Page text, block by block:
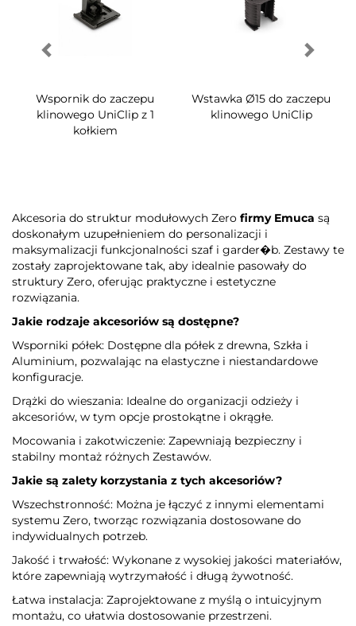
Wspornik do zaczepu
klinowego UniClip z 1
kołkiem
Wstawka Ø15 do zaczepu
klinowego UniClip
Akcesoria do struktur modułowych Zero firmy Emuca są
doskonałym uzupełnieniem do personalizacji i
maksymalizacji funkcjonalności szaf i garder�b. Zestawy te
zostały zaprojektowane tak, aby idealnie pasowały do
struktury Zero, oferując praktyczne i estetyczne
rozwiązania.
Jakie rodzaje akcesoriów są dostępne?
Wsporniki półek: Dostępne dla półek z drewna, Szkła i
Aluminium, pozwalając na elastyczne i niestandardowe
konfiguracje.
Drążki do wieszania: Idealne do organizacji odzieży i
akcesoriów, w tym opcje prostokątne i okrągłe.
Mocowania i zakotwiczenie: Zapewniają bezpieczny i
stabilny montaż różnych Zestawów.
Jakie są zalety korzystania z tych akcesoriów?
Wszechstronność: Można je łączyć z innymi elementami
systemu Zero, tworząc rozwiązania dostosowane do
indywidualnych potrzeb.
Jakość i trwałość: Wykonane z wysokiej jakości materiałów,
które zapewniają wytrzymałość i długą żywotność.
Łatwa instalacja: Zaprojektowane z myślą o intuicyjnym
montażu, co ułatwia dostosowanie przestrzeni.